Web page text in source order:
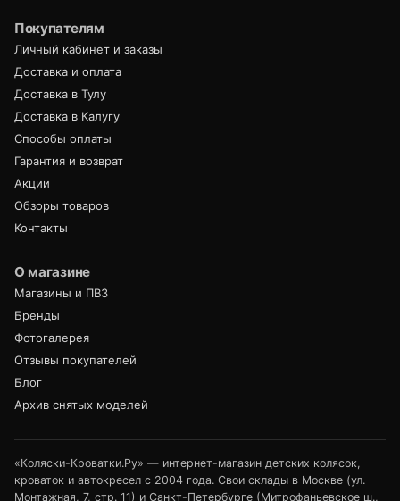
Покупателям
Личный кабинет и заказы
Доставка и оплата
Доставка в Тулу
Доставка в Калугу
Способы оплаты
Гарантия и возврат
Акции
Обзоры товаров
Контакты
О магазине
Магазины и ПВЗ
Бренды
Фотогалерея
Отзывы покупателей
Блог
Архив снятых моделей
«Коляски-Кроватки.Ру» — интернет-магазин детских колясок,
кроваток и автокресел с 2004 года. Свои склады в Москве (ул.
Монтажная, 7, стр. 11) и Санкт-Петербурге (Митрофаньевское ш.,